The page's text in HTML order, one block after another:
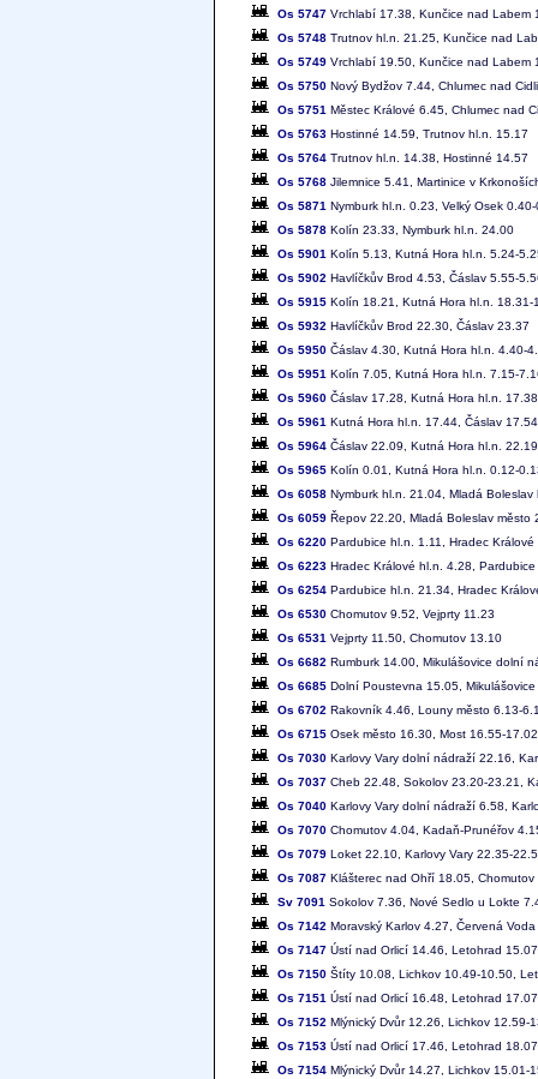
Os 5747 Vrchlabí 17.38, Kunčice nad Labem
Os 5748 Trutnov hl.n. 21.25, Kunčice nad
Os 5749 Vrchlabí 19.50, Kunčice nad Labem
Os 5750 Nový Bydžov 7.44, Chlumec nad
Os 5751 Městec Králové 6.45, Chlumec nad
Os 5763 Hostinné 14.59, Trutnov hl.n. 15.17
Os 5764 Trutnov hl.n. 14.38, Hostinné 14.57
Os 5768 Jilemnice 5.41, Martinice v
Os 5871 Nymburk hl.n. 0.23, Velký Osek
Os 5878 Kolín 23.33, Nymburk hl.n. 24.00
Os 5901 Kolín 5.13, Kutná Hora hl.n. 5.24-
Os 5902 Havlíčkův Brod 4.53, Čáslav 5.55-
Os 5915 Kolín 18.21, Kutná Hora hl.n.
Os 5932 Havlíčkův Brod 22.30, Čáslav 23.37
Os 5950 Čáslav 4.30, Kutná Hora hl.n. 4.40-
Os 5951 Kolín 7.05, Kutná Hora hl.n. 7.15-
Os 5960 Čáslav 17.28, Kutná Hora hl.n. 17.38
Os 5961 Kutná Hora hl.n. 17.44, Čáslav 17.54
Os 5964 Čáslav 22.09, Kutná Hora hl.n.
Os 5965 Kolín 0.01, Kutná Hora hl.n. 0.12-
Os 6058 Nymburk hl.n. 21.04, Mladá
Os 6059 Řepov 22.20, Mladá Boleslav
Os 6220 Pardubice hl.n. 1.11, Hradec
Os 6223 Hradec Králové hl.n. 4.28,
Os 6254 Pardubice hl.n. 21.34, Hradec
Os 6530 Chomutov 9.52, Vejprty 11.23
Os 6531 Vejprty 11.50, Chomutov 13.10
Os 6682 Rumburk 14.00, Mikulášovice dolní
Os 6685 Dolní Poustevna 15.05,
Os 6702 Rakovník 4.46, Louny město 6.13-
Os 6715 Osek město 16.30, Most 16.55-
Os 7030 Karlovy Vary dolní nádraží 22.16,
Os 7037 Cheb 22.48, Sokolov 23.20-23.21,
Os 7040 Karlovy Vary dolní nádraží 6.58,
Os 7070 Chomutov 4.04, Kadaň-Prunéřov
Os 7079 Loket 22.10, Karlovy Vary 22.35-
Os 7087 Klášterec nad Ohří 18.05, Chomutov
Sv 7091 Sokolov 7.36, Nové Sedlo u Lokte
Os 7142 Moravský Karlov 4.27, Červená
Os 7147 Ústí nad Orlicí 14.46, Letohrad
Os 7150 Štíty 10.08, Lichkov 10.49-10.50,
Os 7151 Ústí nad Orlicí 16.48, Letohrad
Os 7152 Mlýnický Dvůr 12.26, Lichkov
Os 7153 Ústí nad Orlicí 17.46, Letohrad
Os 7154 Mlýnický Dvůr 14.27, Lichkov